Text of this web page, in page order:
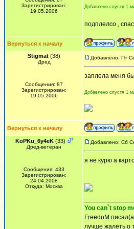
Зарегистрирован:
19.05.2006
Добавлено спустя 1
подплелсо ,
Вернуться к началу
Stigmat (38)
Дред
Сообщения: 87
Зарегистрирован:
19.05.2006
Добавлено: Пт
заплела меня
Добавлено спустя 1
Вернуться к началу
KoPKu_6y4eK (33)
Дред-ветеран
Сообщения: 433
Зарегистрирован:
24.04.2008
Откуда: Москва
Добавлено: Сб
я не курю а
You can`t stop
FreedoM
лучше жалеть о